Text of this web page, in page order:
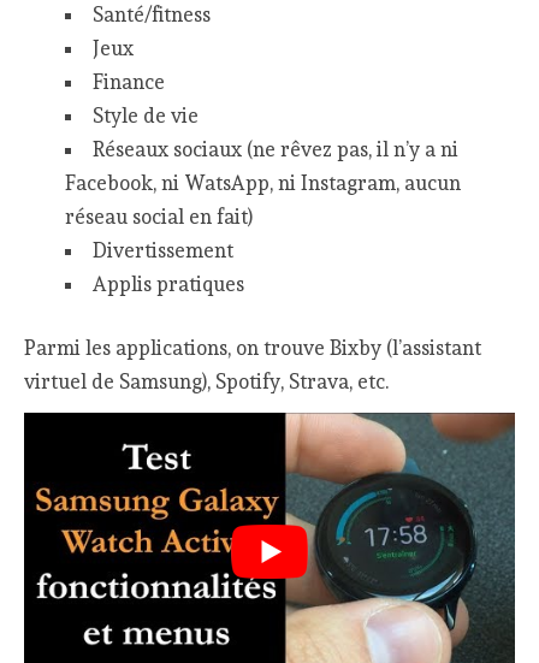
Santé/fitness
Jeux
Finance
Style de vie
Réseaux sociaux (ne rêvez pas, il n’y a ni
Facebook, ni WatsApp, ni Instagram, aucun
réseau social en fait)
Divertissement
Applis pratiques
Parmi les applications, on trouve Bixby (l’assistant
virtuel de Samsung), Spotify, Strava, etc.